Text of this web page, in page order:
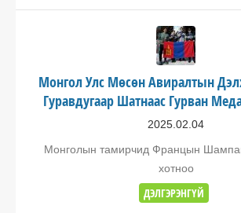
Монгол Улс Мөсөн Авиралтын
Гуравдугаар Шатнаас Гурван
2025.02.04
Монголын тамирчид Францын
хотноо
ДЭЛГЭРЭНГҮЙ